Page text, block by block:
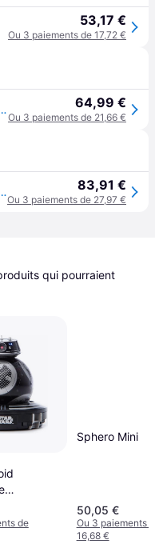
53,17 €
Ou 3 paiements de 17,72 €
Robot Programmable 64,99 €
Ou 3 paiements de 21,66 €
Robot Programmable 83,91 €
Ou 3 paiements de 27,97 €
qui pourraient
9E
de
Sphero Mini
50,05 €
Ou 3 paiements
16,68 €